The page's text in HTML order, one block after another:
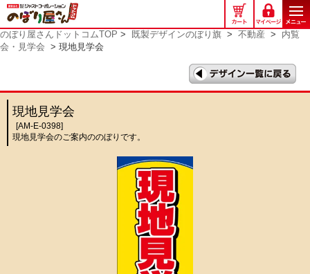
の
ぼ
り
屋
ド
コ
のぼり屋さんドットコムTOP > 既製デザインのぼり旗 > 不動産 >
内覧
会・見学会 > 現地見学会
現地見学会
[AM-E-0398]
現地見学会のご案内ののぼりです。